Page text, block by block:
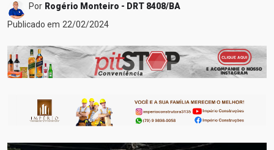
Por Rogério Monteiro - DRT 8408/BA
Publicado em 22/02/2024